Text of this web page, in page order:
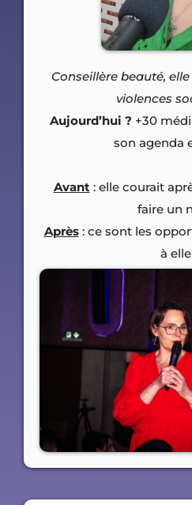
Conseillère beauté,
violences
Aujourd’hui ? +30
son agenda
Avant: elle courait
faire un
Après: ce sont les
à